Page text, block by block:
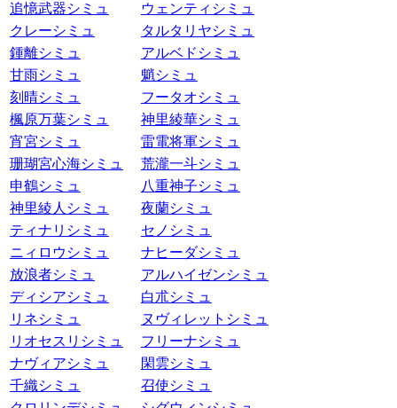
追憶武器シミュ
ウェンティシミュ
クレーシミュ
タルタリヤシミュ
鍾離シミュ
アルベドシミュ
甘雨シミュ
魈シミュ
刻晴シミュ
フータオシミュ
楓原万葉シミュ
神里綾華シミュ
宵宮シミュ
雷電将軍シミュ
珊瑚宮心海シミュ
荒瀧一斗シミュ
申鶴シミュ
八重神子シミュ
神里綾人シミュ
夜蘭シミュ
ティナリシミュ
セノシミュ
ニィロウシミュ
ナヒーダシミュ
放浪者シミュ
アルハイゼンシミュ
ディシアシミュ
白朮シミュ
リネシミュ
ヌヴィレットシミュ
リオセスリシミュ
フリーナシミュ
ナヴィアシミュ
閑雲シミュ
千織シミュ
召使シミュ